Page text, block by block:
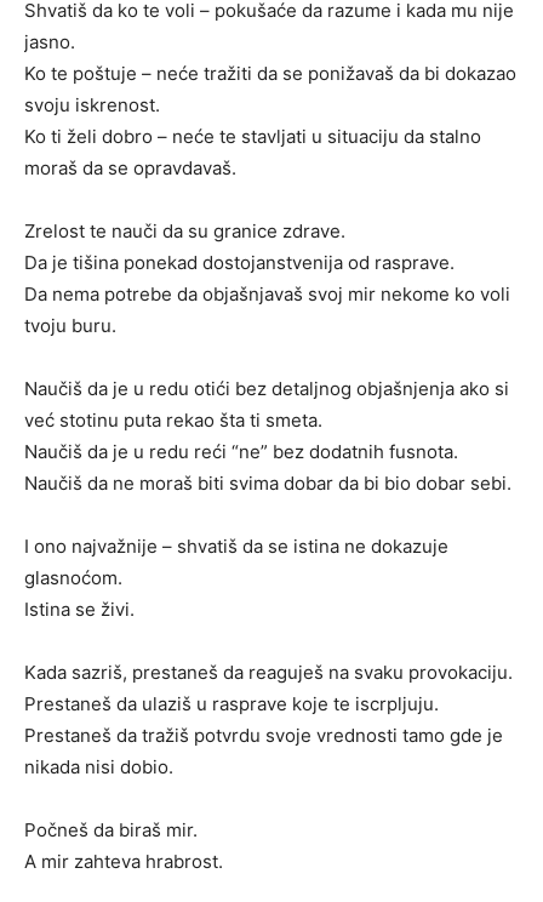
Shvatiš da ko te voli – pokušaće da razume i kada mu nije
jasno.
Ko te poštuje – neće tražiti da se ponižavaš da bi dokazao
svoju iskrenost.
Ko ti želi dobro – neće te stavljati u situaciju da stalno
moraš da se opravdavaš.
Zrelost te nauči da su granice zdrave.
Da je tišina ponekad dostojanstvenija od rasprave.
Da nema potrebe da objašnjavaš svoj mir nekome ko voli
tvoju buru.
Naučiš da je u redu otići bez detaljnog objašnjenja ako si
već stotinu puta rekao šta ti smeta.
Naučiš da je u redu reći “ne” bez dodatnih fusnota.
Naučiš da ne moraš biti svima dobar da bi bio dobar sebi.
I ono najvažnije – shvatiš da se istina ne dokazuje
glasnoćom.
Istina se živi.
Kada sazriš, prestaneš da reaguješ na svaku provokaciju.
Prestaneš da ulaziš u rasprave koje te iscrpljuju.
Prestaneš da tražiš potvrdu svoje vrednosti tamo gde je
nikada nisi dobio.
Počneš da biraš mir.
A mir zahteva hrabrost.